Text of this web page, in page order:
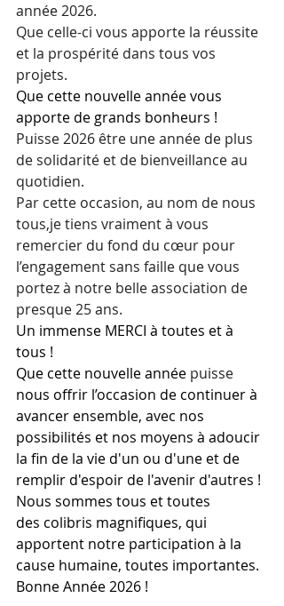
année 2026.
Que celle-ci vous apporte la réussite
et la prospérité dans tous vos
projets.
Que cette nouvelle année vous
apporte de grands bonheurs !
Puisse 2026 être une année de plus
de solidarité et de bienveillance au
quotidien.
Par cette occasion, au nom de nous
tous,je tiens vraiment à vous
remercier du fond du cœur pour
l’engagement sans faille que vous
portez à notre belle association de
presque 25 ans.
Un immense MERCI à toutes et à
tous !
Que cette nouvelle année puisse
nous offrir l’occasion de continuer à
avancer ensemble, avec nos
possibilités et nos moyens à adoucir
la fin de la vie d'un ou d'une et de
remplir d'espoir de l'avenir d'autres !
Nous sommes tous et toutes
des colibris magnifiques, qui
apportent notre participation à la
cause humaine, toutes importantes.
Bonne Année 2026 !